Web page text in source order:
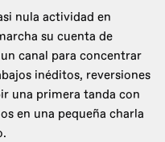
nula actividad en
su cuenta de
canal para concentrar
inéditos, reversiones
una primera tanda con
en una pequeña charla